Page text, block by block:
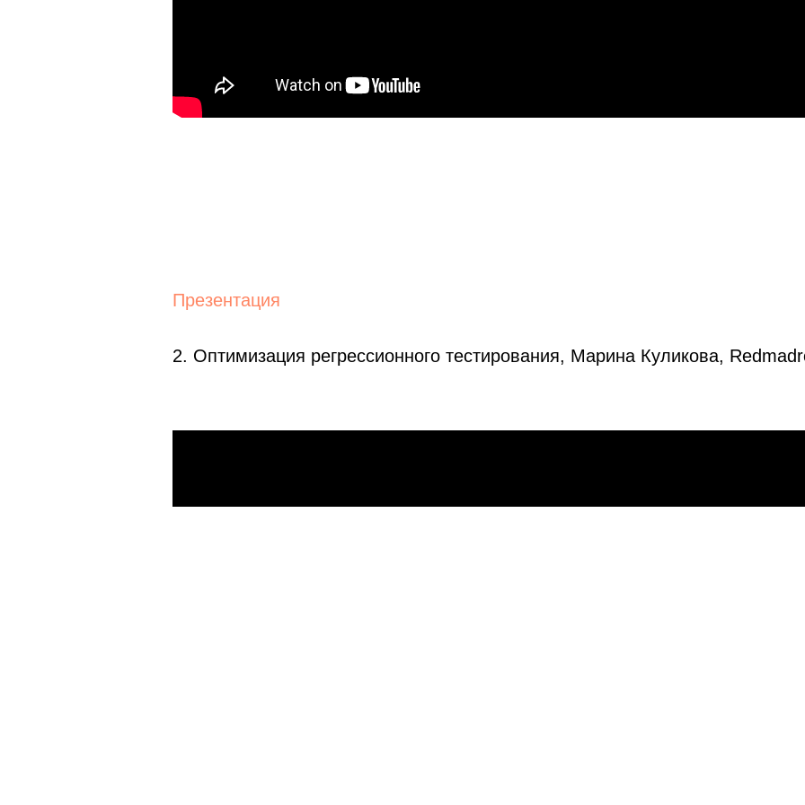
Презентация
2. Оптимизация регрессионного тестирования, Марина Куликова,